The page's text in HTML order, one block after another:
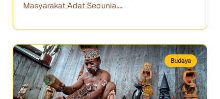
Masyarakat Adat Sedunia....
Budaya